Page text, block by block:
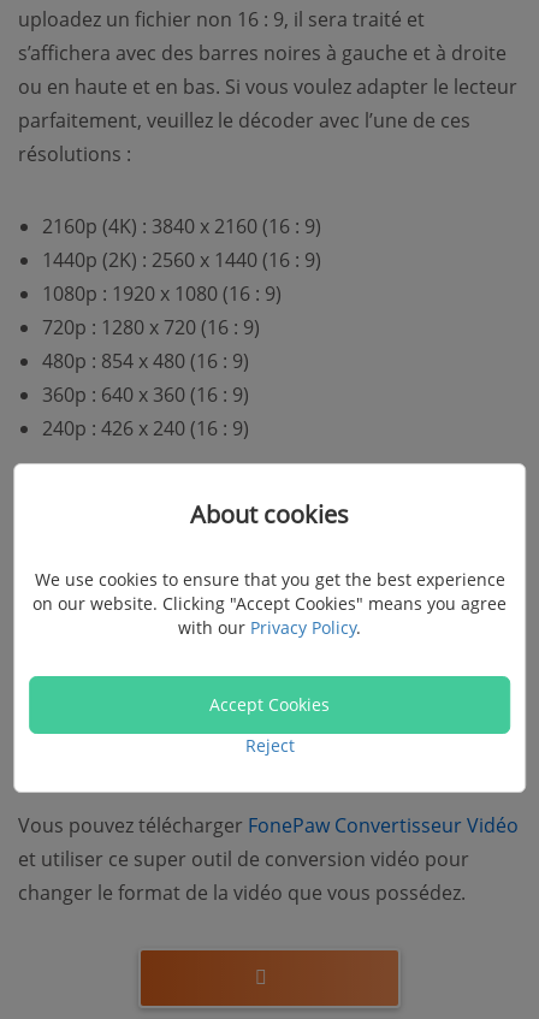
uploadez un fichier non 16 : 9, il sera traité et
s’affichera avec des barres noires à gauche et à droite
ou en haute et en bas. Si vous voulez adapter le lecteur
parfaitement, veuillez le décoder avec l’une de ces
résolutions :
2160p (4K) : 3840 x 2160 (16 : 9)
1440p (2K) : 2560 x 1440 (16 : 9)
1080p : 1920 x 1080 (16 : 9)
720p : 1280 x 720 (16 : 9)
480p : 854 x 480 (16 : 9)
360p : 640 x 360 (16 : 9)
240p : 426 x 240 (16 : 9)
Partie 3 : Comment uploader une
l'ordinateur
Étape 1. Convertir la vidéo en un format
accepté par YouTube et avec la résolution
Vous pouvez télécharger FonePaw Convertisseur Vidéo
(opens new window)
et utiliser ce super outil de conversion vidéo pour
changer le format de la vidéo que vous possédez.
About cookies
We use cookies to ensure that you get the best experience
on our website. Clicking "Accept Cookies" means you agree
with our Privacy Policy.
Accept Cookies
Reject